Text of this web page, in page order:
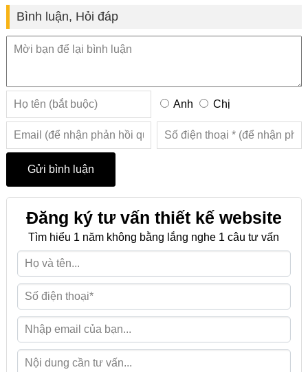
Bình luận, Hỏi đáp
Anh Chị
Đăng ký tư vấn thiết kế website
Tìm hiểu 1 năm không bằng lắng nghe 1 câu tư vấn